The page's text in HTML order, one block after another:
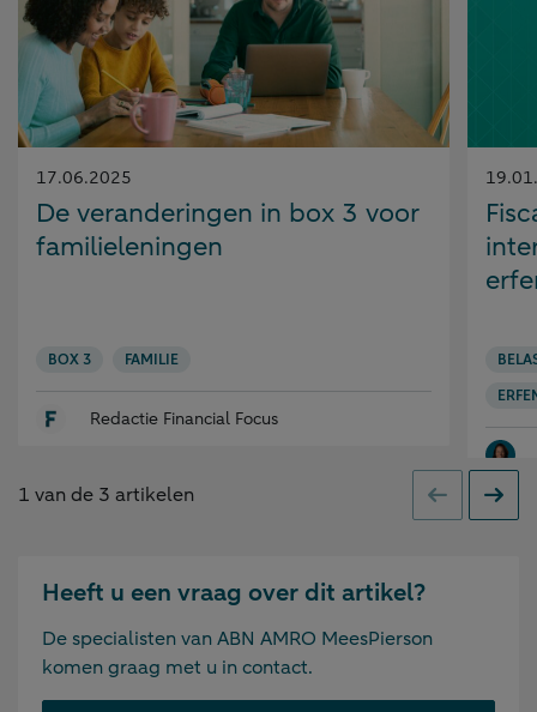
Gepubliceerd
op:
17.06.2025
De veranderingen in box 3 voor
familieleningen
BOX 3 FAMILIE
Redactie Financial Focus
op:
1 van de 3 artikelen Vorige
Heeft u een vraag over dit artikel?
De specialisten van ABN AMRO MeesPierson
komen graag met u in contact.